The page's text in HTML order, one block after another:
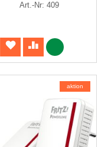
Art.-Nr: 409
aktion